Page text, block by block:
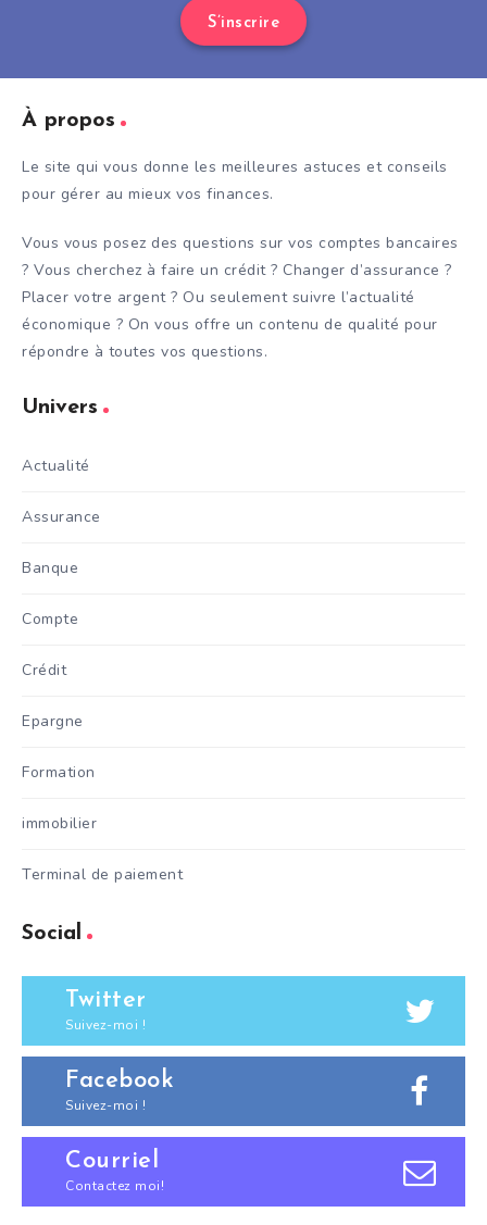
S’inscrire
À propos
Le site qui vous donne les meilleures astuces et conseils
pour gérer au mieux vos finances.
Vous vous posez des questions sur vos comptes bancaires
? Vous cherchez à faire un crédit ? Changer d’assurance ?
Placer votre argent ? Ou seulement suivre l’actualité
économique ? On vous offre un contenu de qualité pour
répondre à toutes vos questions.
Univers
Actualité
Assurance
Banque
Compte
Crédit
Epargne
Formation
immobilier
Terminal de paiement
Social
Twitter
Suivez-moi !
Facebook
Suivez-moi !
Courriel
Contactez moi!